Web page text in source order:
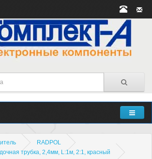
RADPOL
трубка, 2,4мм, L:1м, 2:1, красный